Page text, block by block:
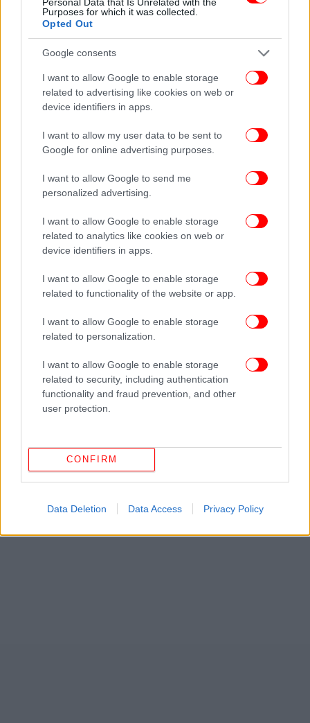
Purposes for which it was collected.
Opted Out
Google consents
I want to allow Google to enable storage
related to advertising like cookies on web or
device identifiers in apps.
I want to allow my user data to be sent to
Google for online advertising purposes.
I want to allow Google to send me
personalized advertising.
I want to allow Google to enable storage
related to analytics like cookies on web or
device identifiers in apps.
I want to allow Google to enable storage
related to functionality of the website or app.
I want to allow Google to enable storage
related to personalization.
I want to allow Google to enable storage
related to security, including authentication
functionality and fraud prevention, and other
user protection.
CONFIRM
Data Deletion Data Access Privacy Policy
ΠΕΡΙΣΣΟΤΕΡΑ ΒΙΝΤΕΟ
Ακολουθήστε το στο Google Newsκαι μάθετε
Δείτε όλες τις τελευταίεςΕιδήσεις
ΔΙΑΒΑΣΤΕ ΠΕΡΙΣΣΟΤΕΡΑ ELEVATE GREECE